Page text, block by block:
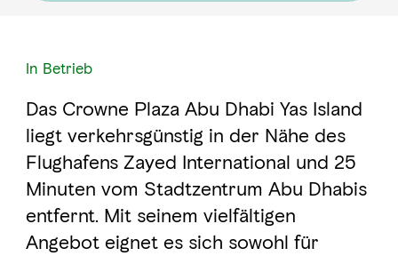
Visit Al Ain
Al Dhafra Region
DCT Corporate
MICE
In Betrieb
Das Crowne Plaza Abu Dhabi Yas Island
liegt verkehrsgünstig in der Nähe des
Flughafens Zayed International und 25
Minuten vom Stadtzentrum Abu Dhabis
entfernt. Mit seinem vielfältigen
Angebot eignet es sich sowohl für